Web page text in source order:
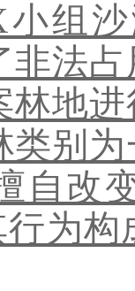
小组
非法
林地
类别
自改
为构